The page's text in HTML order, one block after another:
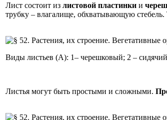
Лист состоит из листовой пластинки и
трубку – влагалище, обхватывающую
Виды листьев (А): 1– черешковый; 2 –
Листья могут быть простыми и сложными.